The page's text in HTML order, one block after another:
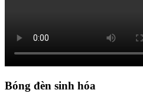
Bóng đèn sinh hóa